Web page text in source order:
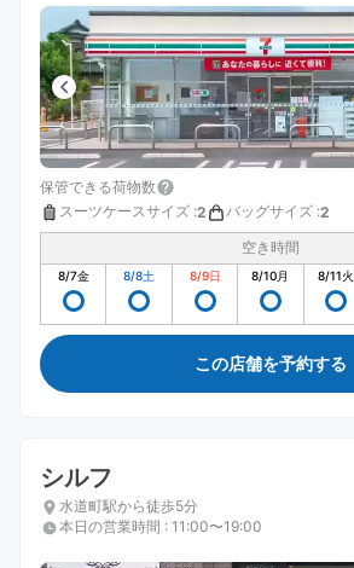
保管できる荷物数
スーツケースサイズ :2 バッグサイズ :2
空き時間
8/7金 8/8土 8/9日 8/10月 8/11火
この店舗を予約する
シルフ
水道町駅から徒歩5分
本日の営業時間 : 11:00〜19:00